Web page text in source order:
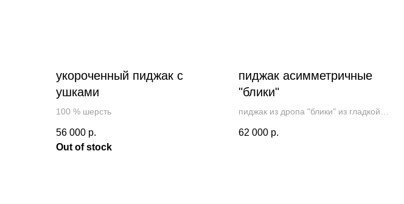
укороченный пиджак с
ушками
100 % шерсть
56 000 р.
Out of stock
пиджак асимметричные
"блики"
пиджак из дропа "блики" из гладкой
62 000 р.